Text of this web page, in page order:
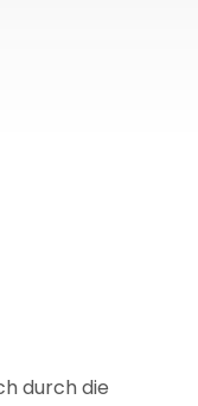
durch die